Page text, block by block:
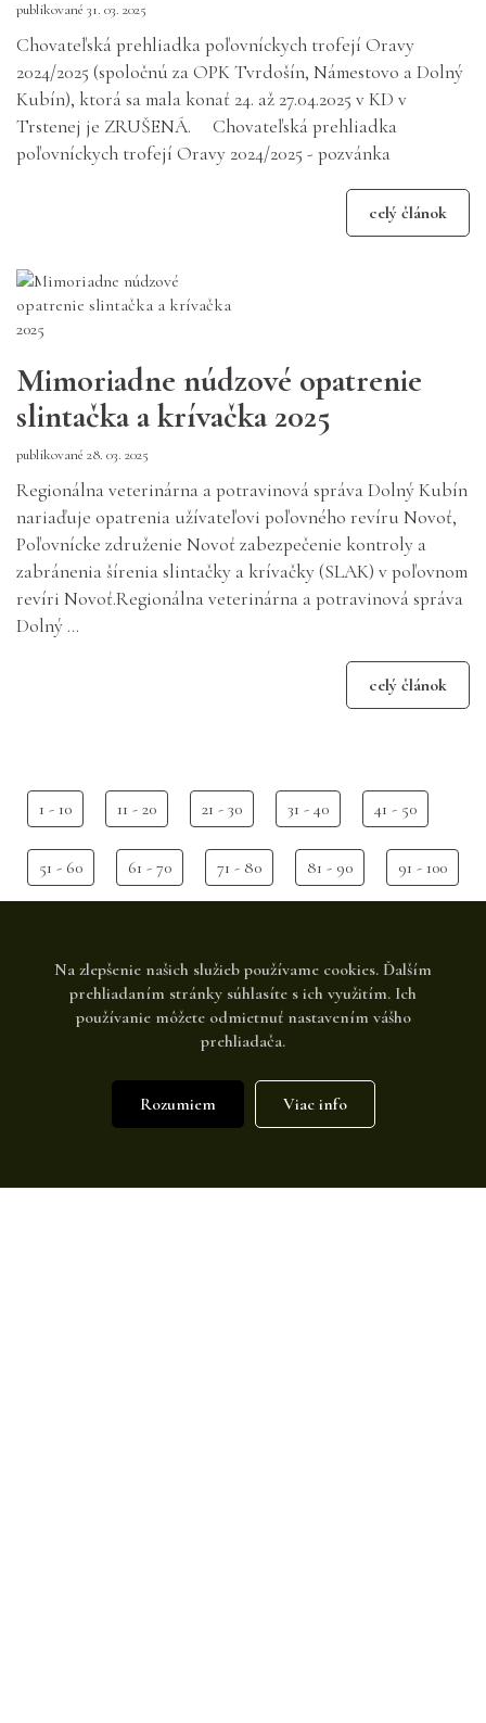
Na zlepšenie našich služieb používame cookies. Ďalším
prehliadaním stránky súhlasíte s ich využitím. Ich
používanie môžete odmietnuť nastavením vášho
prehliadača.
Rozumiem Viac info
publikované 31. 03. 2025
Chovateľská prehliadka poľovníckych trofejí Oravy
2024/2025 (spoločnú za OPK Tvrdošín, Námestovo a Dolný
Kubín), ktorá sa mala konať 24. až 27.04.2025 v KD v
Trstenej je ZRUŠENÁ. Chovateľská prehliadka
poľovníckych trofejí Oravy 2024/2025 - pozvánka
celý článok
Mimoriadne núdzové opatrenie
slintačka a krívačka 2025
publikované 28. 03. 2025
Regionálna veterinárna a potravinová správa Dolný Kubín
nariaďuje opatrenia užívateľovi poľovného revíru Novoť,
Poľovnícke združenie Novoť zabezpečenie kontroly a
zabránenia šírenia slintačky a krívačky (SLAK) v poľovnom
revíri Novoť.Regionálna veterinárna a potravinová správa
Dolný ...
celý článok
1 - 10 11 - 20 21 - 30 31 - 40 41 - 50
51 - 60 61 - 70 71 - 80 81 - 90 91 - 100